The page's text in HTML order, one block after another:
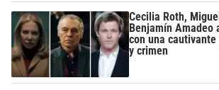
Cecilia Roth,
Benjamín Amadeo
con una
y crimen